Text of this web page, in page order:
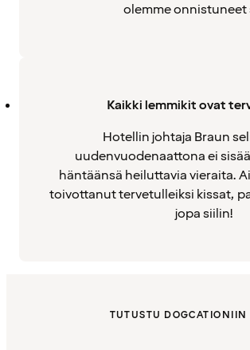
olemme onnistuneet
Kaikki lemmikit ovat
Hotellin johtaja Braun
uudenvuodenaattona ei
häntäänsä heiluttavia vieraita.
toivottanut tervetulleiksi kissat,
jopa siilin!
TUTUSTU DOGCATIONIIN